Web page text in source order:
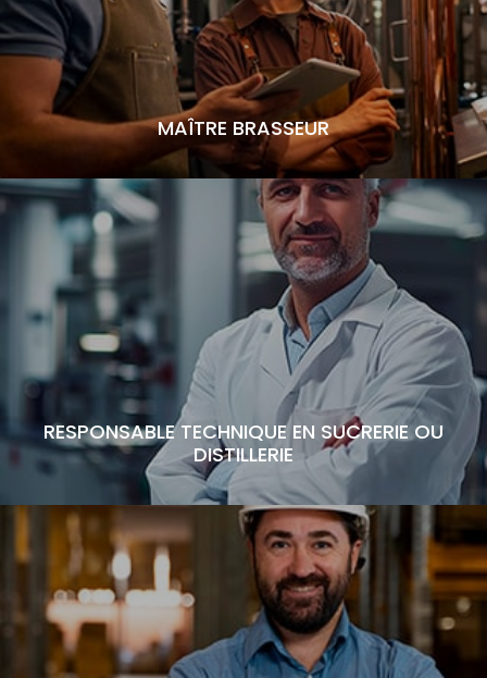
MAÎTRE BRASSEUR
RESPONSABLE TECHNIQUE EN SUCRERIE OU
DISTILLERIE